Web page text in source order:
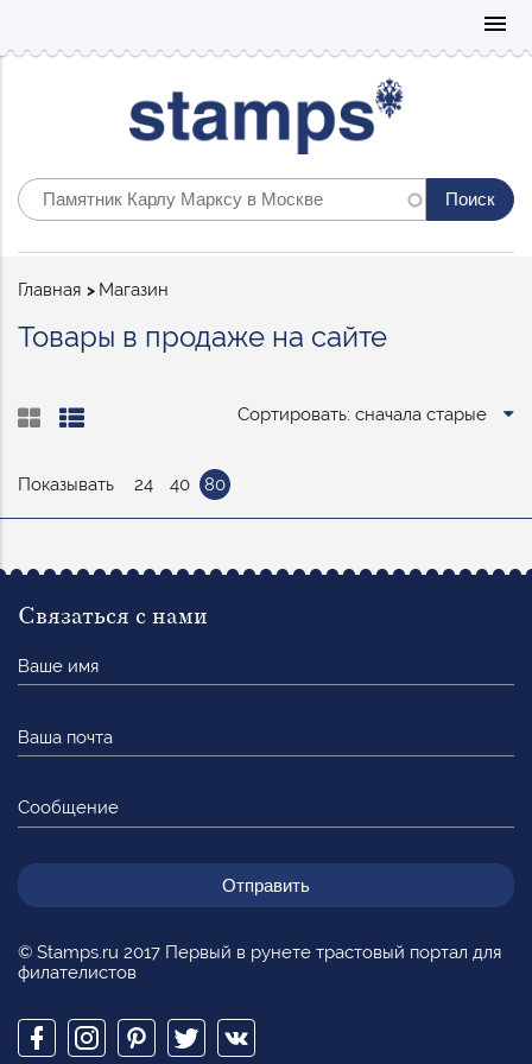
menu
Строка
Главная Магазин
Товары в продаже на сайте
Сортировать: сначала старые
Показывать 24 40 80
© Stamps.ru 2017 Первый в рунете трастовый портал для
филателистов
Связаться с нами
имя
почта
Сообщение